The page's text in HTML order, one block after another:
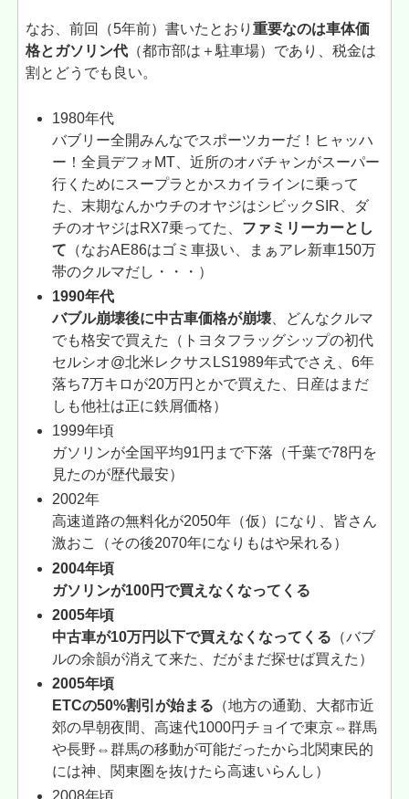
なお、前回（5年前）書いたとおり重要なのは車体価
格とガソリン代 （都市部は＋駐車場）であり、税金は
割とどうでも良い。
1980年代
バブリー全開みんなでスポーツカーだ！ヒャッハ
ー！全員デフォMT、近所のオバチャンがスーパー
行くためにスープラとかスカイラインに乗って
た、末期なんかウチのオヤジはシビックSIR、ダ
チのオヤジはRX7乗ってた、 ファミリーカーとし
て （なおAE86はゴミ車扱い、まぁアレ新車150万
帯のクルマだし・・・）
1990年代
バブル崩壊後に中古車価格が崩壊、どんなクルマ
でも格安で買えた（トヨタフラッグシップの初代
セルシオ@北米レクサスLS1989年式でさえ、6年
落ち7万キロが20万円とかで買えた、日産はまだ
しも他社は正に鉄屑価格）
1999年頃
ガソリンが全国平均91円まで下落（千葉で78円を
見たのが歴代最安）
2002年
高速道路の無料化が2050年（仮）になり、皆さん
激おこ（その後2070年になりもはや呆れる）
2004年頃
ガソリンが100円で買えなくなってくる
2005年頃
中古車が10万円以下で買えなくなってくる （バブ
ルの余韻が消えて来た、だがまだ探せば買えた）
2005年頃
ETCの50%割引が始まる （地方の通勤、大都市近
郊の早朝夜間、高速代1000円チョイで東京⇔群馬
や長野⇔群馬の移動が可能だったから北関東民的
には神、関東圏を抜けたら高速いらんし）